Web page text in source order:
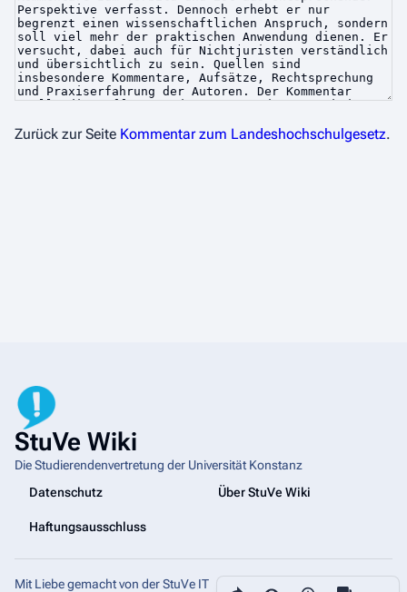
Diese Seite teilen
Zurück zur Seite Kommentar zum Landeshochschulgesetz.
StuVe Wiki
Die Studierendenvertretung der Universität Konstanz
Datenschutz
Über StuVe Wiki
Haftungsausschluss
Mit Liebe gemacht von der StuVe IT